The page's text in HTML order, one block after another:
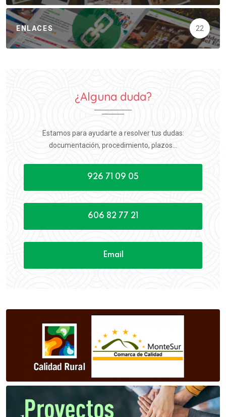
ENLACES 22
¿Alguna duda?
Estamos para ayudarte a resolver tus dudas:
documentación, procedimiento, plazos...
926 71 09 05
606 82 77 21
Email